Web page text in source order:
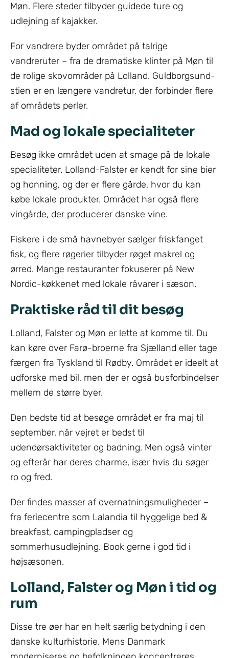
Møn. Flere steder tilbyder guidede ture og
udlejning af kajakker.
For vandrere byder området på talrige
vandreruter – fra de dramatiske klinter på Møn til
de rolige skovområder på Lolland. Guldborgsund-
stien er en længere vandretur, der forbinder flere
af områdets perler.
Mad og lokale specialiteter
Besøg ikke området uden at smage på de lokale
specialiteter. Lolland-Falster er kendt for sine bier
og honning, og der er flere gårde, hvor du kan
købe lokale produkter. Området har også flere
vingårde, der producerer danske vine.
Fiskere i de små havnebyer sælger friskfanget
fisk, og flere røgerier tilbyder røget makrel og
ørred. Mange restauranter fokuserer på New
Nordic-køkkenet med lokale råvarer i sæson.
Praktiske råd til dit besøg
Lolland, Falster og Møn er lette at komme til. Du
kan køre over Farø-broerne fra Sjælland eller tage
færgen fra Tyskland til Rødby. Området er ideelt at
udforske med bil, men der er også busforbindelser
mellem de større byer.
Den bedste tid at besøge området er fra maj til
september, når vejret er bedst til
udendørsaktiviteter og badning. Men også vinter
og efterår har deres charme, især hvis du søger
ro og fred.
Der findes masser af overnatningsmuligheder –
fra feriecentre som Lalandia til hyggelige bed &
breakfast, campingpladser og
sommerhusudlejning. Book gerne i god tid i
højsæsonen.
Lolland, Falster og Møn i tid og
rum
Disse tre øer har en helt særlig betydning i den
danske kulturhistorie. Mens Danmark